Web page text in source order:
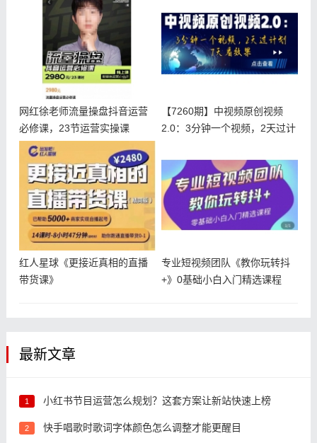
网红徐老师流量操盘抖音运营
必修课，23节运营实操课
【7260期】中视频原创视频
2.0：3分钟一个视频，2天过计
红人星球《更接近真相的直播
带货课》
专业短视频团队《教你玩转抖
+》0基础小白入门精选课程
最新文章
1 小红书节目运营怎么规划？这套方案让新站快速上榜
2 快手唱歌时歌词字体颜色怎么调整才能更醒目